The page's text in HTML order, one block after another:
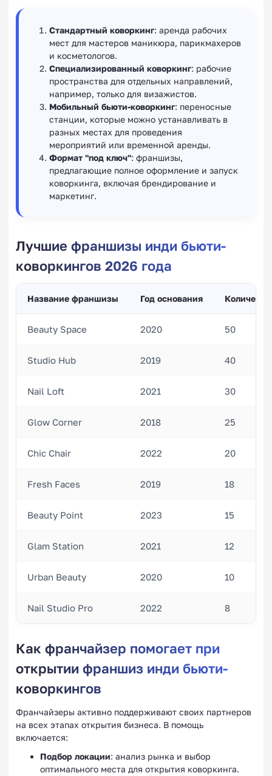
Стандартный коворкинг: аренда рабочих
мест для мастеров маникюра, парикмахеров
и косметологов.
Специализированный коворкинг: рабочие
пространства для отдельных направлений,
например, только для визажистов.
Мобильный бьюти-коворкинг: переносные
станции, которые можно устанавливать в
разных местах для проведения
мероприятий или временной аренды.
Формат "под ключ": франшизы,
предлагающие полное оформление и запуск
коворкинга, включая брендирование и
маркетинг.
Лучшие франшизы инди бьюти-
коворкингов 2026 года
Название франшизы Год основания
Beauty Space 2020 50
Studio Hub 2019 40
Nail Loft 2021 30
Glow Corner 2018 25
Chic Chair 2022 20
Fresh Faces 2019 18
Beauty Point 2023 15
Glam Station 2021 12
Urban Beauty 2020 10
Nail Studio Pro 2022 8
Как франчайзер помогает при
открытии франшиз инди бьюти-
коворкингов
Франчайзеры активно поддерживают своих партнеров
на всех этапах открытия бизнеса. В помощь
включается:
Подбор локации: анализ рынка и выбор
оптимального места для открытия коворкинга.